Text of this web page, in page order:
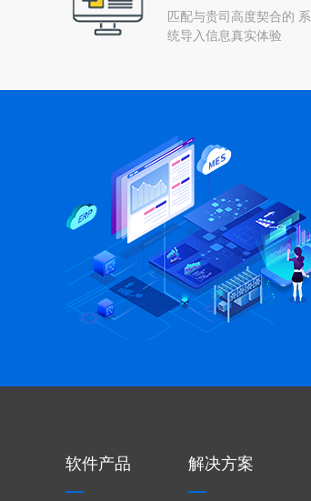
匹配与贵司高度契合的 系
统导入信息真实体验
软件产品 解决方案